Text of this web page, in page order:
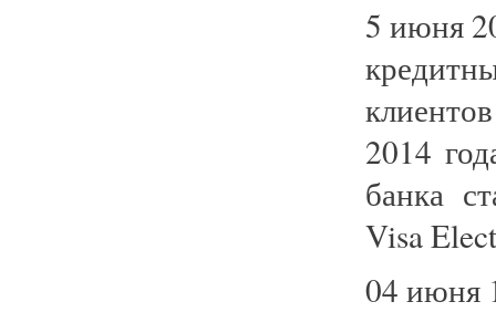
5 июня
2014
банка
Visa
04 июня